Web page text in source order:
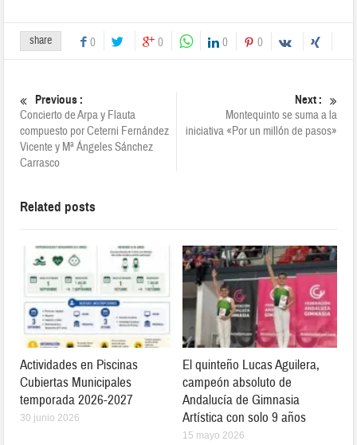
share 0 0 0 0
Previous :
Concierto de Arpa y Flauta
compuesto por Ceterni Fernández
Vicente y Mª Ángeles Sánchez
Carrasco
Next :
Montequinto se suma a la
iniciativa «Por un millón de pasos»
Related posts
Actividades en Piscinas
Cubiertas Municipales
temporada 2026-2027
30 junio 2026
El quinteño Lucas Aguilera,
campeón absoluto de
Andalucía de Gimnasia
Artística con solo 9 años
15 mayo 2026